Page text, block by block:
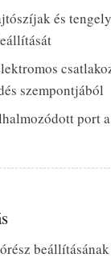
és
szempontjából
port